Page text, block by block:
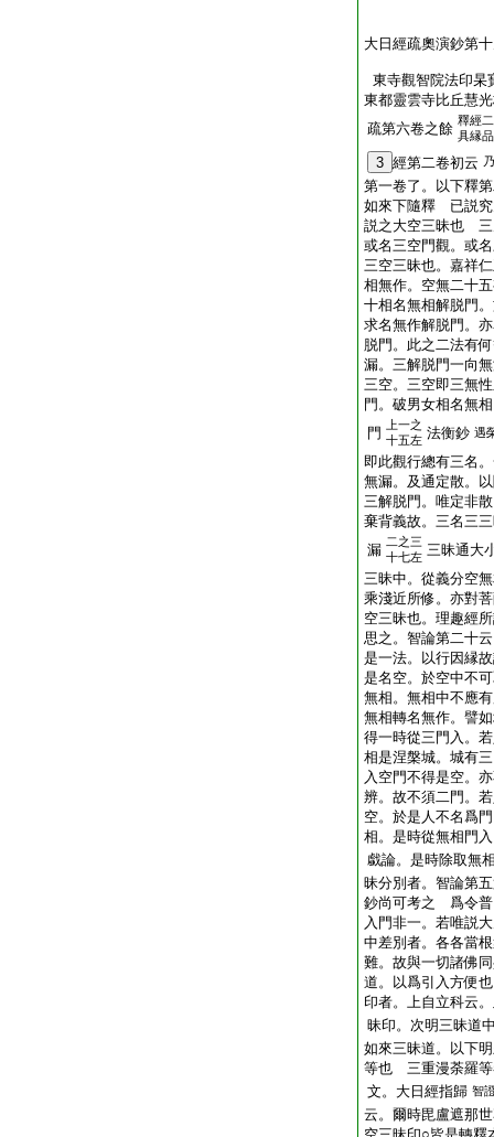
大日經疏奧演鈔第
東寺觀智院法印杲
東都靈雲寺比丘慧
疏第六卷之餘 釋經二
具縁品
3 經第二卷初云
第一卷了。以下釋
如來下隨釋 已説究
説之大空三昧也 三
或名三空門觀。或
三空三昧也。嘉祥
相無作。空無二十
十相名無相解脱門
求名無作解脱門。
脱門。此之二法有
漏。三解脱門一向
三空。三空即三無
門。破男女相名無
門
上一之
十五左 法衡鈔 遇
即此觀行總有三名
無漏。及通定散。
三解脱門。唯定非
棄背義故。三名三
漏 二之三
十七左 三昧通大
三昧中。從義分空
乘淺近所修。亦對
空三昧也。理趣經
思之。智論第二十
是一法。以行因縁
是名空。於空中不
無相。無相中不應
無相轉名無作。譬
得一時從三門入。
相是涅槃城。城有
入空門不得是空。
辨。故不須二門。
空。於是人不名爲
相。是時從無相門
戱論。是時除取無
昧分別者。智論第
鈔尚可考之 爲令普
入門非一。若唯説
中差別者。各各當
難。故與一切諸佛
道。以爲引入方便
印者。上自立科云
昧印。次明三昧道
如來三昧道。以下
等也 三重漫荼羅等
文。大日經指歸 智
云。爾時毘盧遮那